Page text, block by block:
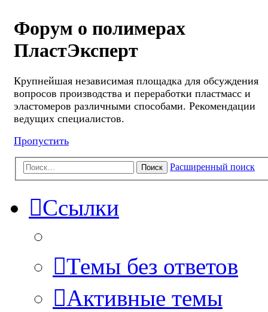
Форум о полимерах
ПластЭксперт
Крупнейшая независимая площадка для обсуждения
вопросов производства и переработки пластмасс и
эластомеров различными способами. Рекомендации
ведущих специалистов.
Пропустить
Поиск Расширенный поиск
Ссылки
Темы без ответов
Активные темы